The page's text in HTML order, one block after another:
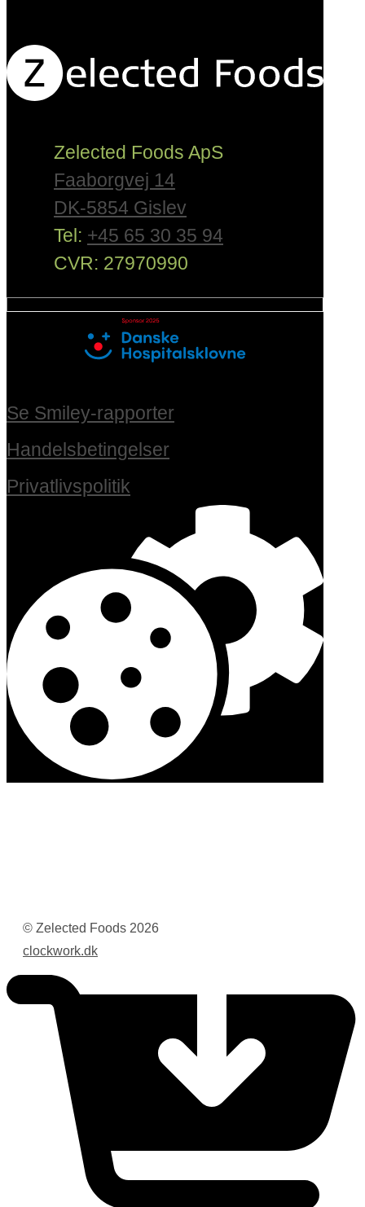
Zelected Foods ApS
Faaborgvej 14
DK-5854 Gislev
Tel: +45 65 30 35 94
CVR: 27970990
Se Smiley-rapporter
Handelsbetingelser
Privatlivspolitik
© Zelected Foods 2026
clockwork.dk